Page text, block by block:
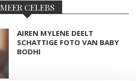
MEER CELEBS
AIREN MYLENE DEELT
SCHATTIGE FOTO VAN BABY
BODHI